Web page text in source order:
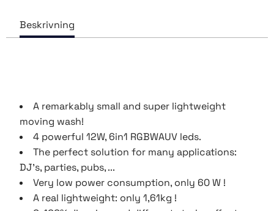
A remarkably small and super lightweight
moving wash!
4 powerful 12W, 6in1 RGBWAUV leds.
The perfect solution for many applications:
DJ’s, parties, pubs, ...
Very low power consumption, only 60 W !
A real lightweight: only 1,61kg !